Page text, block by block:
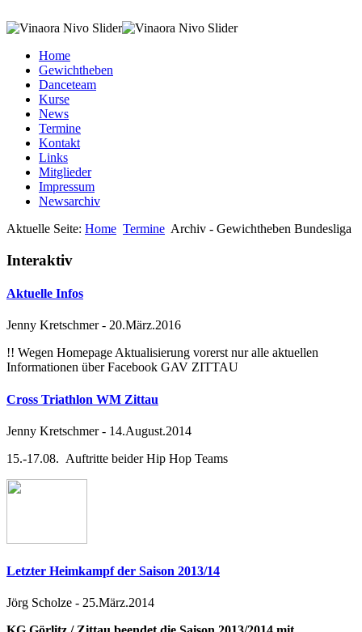
Home
Gewichtheben
Danceteam
Kurse
News
Termine
Kontakt
Links
Mitglieder
Impressum
Newsarchiv
Aktuelle Seite: Home Termine Archiv - Gewichtheben Bundesliga
Interaktiv
Aktuelle Infos
Jenny Kretschmer- 20.März.2016
!! Wegen Homepage Aktualisierung vorerst nur alle aktuellen
Informationen über Facebook GAV ZITTAU
Cross Triathlon WM Zittau
Jenny Kretschmer- 14.August.2014
15.-17.08. Auftritte beider Hip Hop Teams
Letzter Heimkampf der Saison 2013/14
Jörg Scholze - 25.März.2014